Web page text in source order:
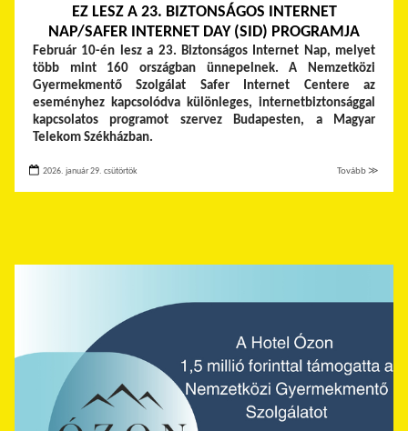
EZ LESZ A 23. BIZTONSÁGOS INTERNET
NAP/SAFER INTERNET DAY (SID) PROGRAMJA
Február 10-én lesz a 23. Biztonságos Internet Nap, melyet
több mint 160 országban ünnepelnek. A Nemzetközi
Gyermekmentő Szolgálat Safer Internet Centere az
eseményhez kapcsolódva különleges, internetbiztonsággal
kapcsolatos programot szervez Budapesten, a Magyar
Telekom Székházban.
2026. január 29. csütörtök Tovább ≫